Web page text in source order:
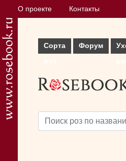
О проекте Контакты
Сорта
Форум